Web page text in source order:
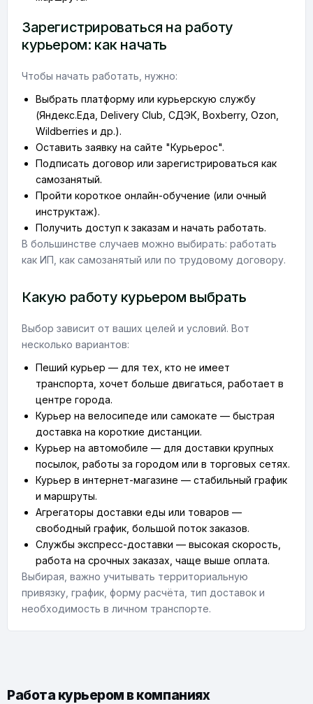
Зарегистрироваться на работу
курьером: как начать
Чтобы начать работать, нужно:
Выбрать платформу или курьерскую службу
(Яндекс.Еда, Delivery Club, СДЭК, Boxberry, Ozon,
Wildberries и др.).
Оставить заявку на сайте "Курьерос".
Подписать договор или зарегистрироваться как
самозанятый.
Пройти короткое онлайн-обучение (или очный
инструктаж).
Получить доступ к заказам и начать работать.
В большинстве случаев можно выбирать: работать
как ИП, как самозанятый или по трудовому договору.
Какую работу курьером выбрать
Выбор зависит от ваших целей и условий. Вот
несколько вариантов:
Пеший курьер — для тех, кто не имеет
транспорта, хочет больше двигаться, работает в
центре города.
Курьер на велосипеде или самокате — быстрая
доставка на короткие дистанции.
Курьер на автомобиле — для доставки крупных
посылок, работы за городом или в торговых сетях.
Курьер в интернет-магазине — стабильный график
и маршруты.
Агрегаторы доставки еды или товаров —
свободный график, большой поток заказов.
Службы экспресс-доставки — высокая скорость,
работа на срочных заказах, чаще выше оплата.
Выбирая, важно учитывать территориальную
привязку, график, форму расчёта, тип доставок и
необходимость в личном транспорте.
Работа курьером в компаниях